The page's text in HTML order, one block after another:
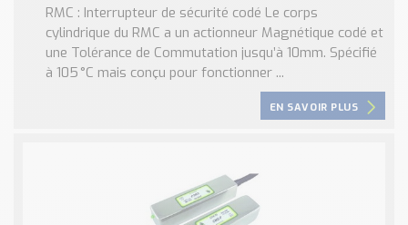
RMC : Interrupteur de sécurité codé Le corps
cylindrique du RMC a un actionneur Magnétique codé et
une Tolérance de Commutation jusqu’à 10mm. Spécifié
à 105 °C mais conçu pour fonctionner ...
EN SAVOIR PLUS